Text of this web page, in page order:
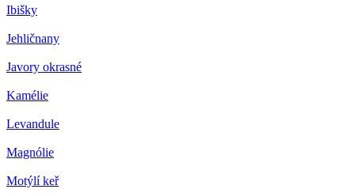
Ibišky
Jehličnany
Javory okrasné
Kamélie
Levandule
Magnólie
Motýlí keř